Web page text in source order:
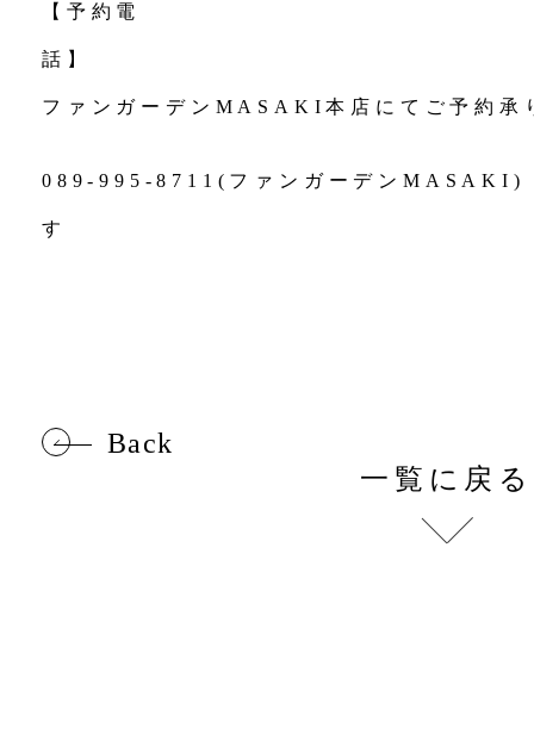
【予約電
ファンガーデンMASAKI本店にてご予約承
089-995-8711(ファンガーデン
す
Back
一覧に戻る